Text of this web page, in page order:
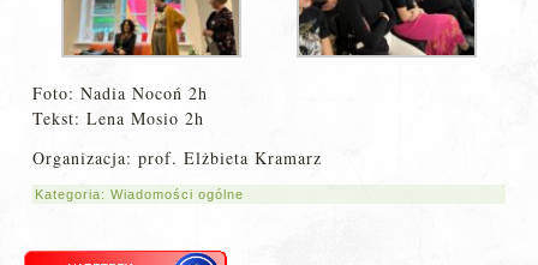
Foto: Nadia Nocoń 2h
Tekst: Lena Mosio 2h
Organizacja: prof. Elżbieta Kramarz
Kategoria:Wiadomości ogólne